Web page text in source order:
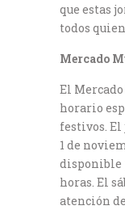
que estas
todos
Mercado
El
horario
festivos. El
1 de
disponible
horas. El
atención